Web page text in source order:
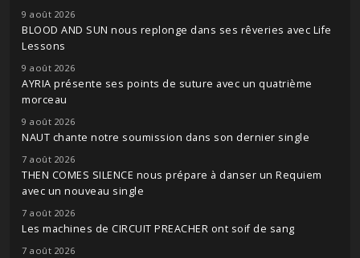
9 août 2026
BLOOD AND SUN nous replonge dans ses rêveries avec Life
Lessons
9 août 2026
AYRIA présente ses points de suture avec un quatrième
morceau
9 août 2026
NAUT chante notre soumission dans son dernier single
7 août 2026
THEN COMES SILENCE nous prépare à danser un Requiem
avec un nouveau single
7 août 2026
Les machines de CIRCUIT PREACHER ont soif de sang
7 août 2026